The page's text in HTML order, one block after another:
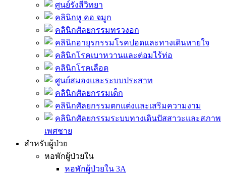
ศูนย์รังสีวิทยา
คลินิกหู คอ จมูก
คลินิกศัลยกรรมทรวงอก
คลินิกอายุรกรรมโรคปอดและทางเดินหายใจ
คลินิกโรคเบาหวานและต่อมไร้ท่อ
คลินิกโรคเลือด
ศูนย์สมองและระบบประสาท
คลินิกศัลยกรรมเด็ก
คลินิกศัลยกรรมตกแต่งและเสริมความงาม
คลินิกศัลยกรรมระบบทางเดินปัสสาวะและสภาพ
เพศชาย
สำหรับผู้ป่วย
หอพักผู้ป่วยใน
หอพักผู้ป่วยใน 3A